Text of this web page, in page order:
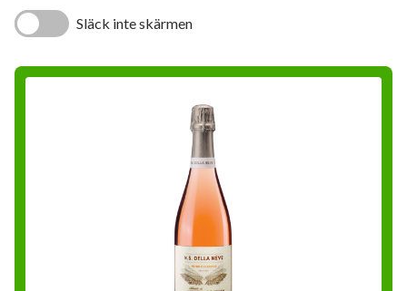
Släck inte skärmen